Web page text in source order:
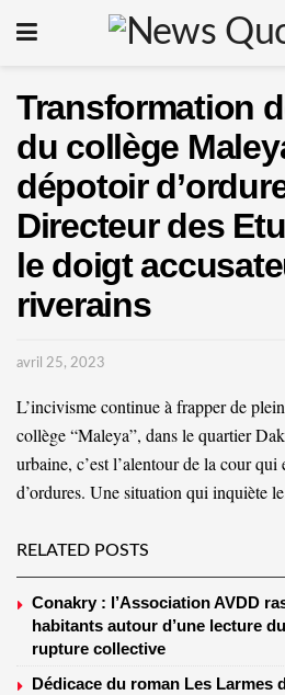
Transformation
du collège
dépotoir
Directeur des
le doigt
riverains
avril 25, 2023
L’incivisme continue à frapper de
collège “Maleya”, dans le quartier
urbaine, c’est l’alentour de la cour
d’ordures. Une situation qui inquiète
RELATED POSTS
Conakry : l’Association AVDD
habitants autour d’une lecture
rupture collective
Dédicace du roman Les Larmes